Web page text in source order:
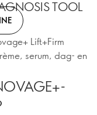
TOOL
Lift+Firm
serum, dag- en